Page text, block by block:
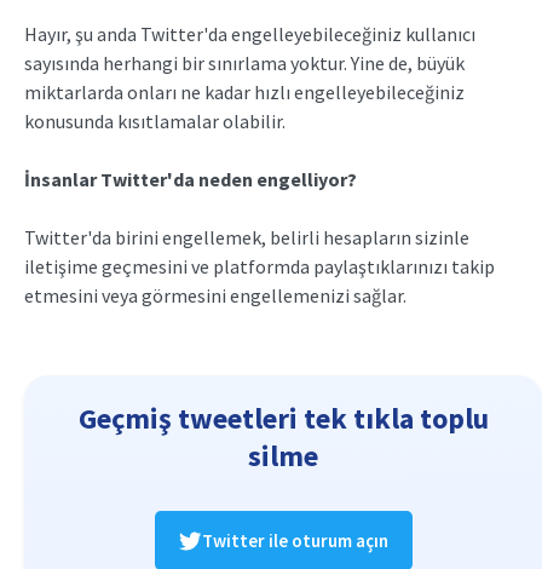
Hayır, şu anda Twitter'da engelleyebileceğiniz kullanıcı
sayısında herhangi bir sınırlama yoktur. Yine de, büyük
miktarlarda onları ne kadar hızlı engelleyebileceğiniz
konusunda kısıtlamalar olabilir.
İnsanlar Twitter'da neden engelliyor?
Twitter'da birini engellemek, belirli hesapların sizinle
iletişime geçmesini ve platformda paylaştıklarınızı takip
etmesini veya görmesini engellemenizi sağlar.
Geçmiş tweetleri tek tıkla toplu
silme
Twitter ile oturum açın